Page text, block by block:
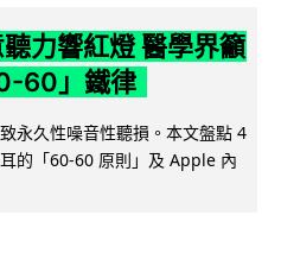
力響紅燈 醫學界籲
60」鐵律
永久性噪音性聽損。本文盤點 4
的「60-60 原則」及 Apple 內